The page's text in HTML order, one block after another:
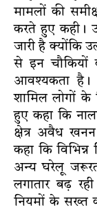
मामलों की
करते हुए कही।
जारी है क्योंकि
से इन चौकियों
आवश्यकता है।
शामिल लोगों के
हुए कहा कि
क्षेत्र अवैध
कहा कि
अन्य घरेलू
लगातार बढ़
नियमों के सख्त